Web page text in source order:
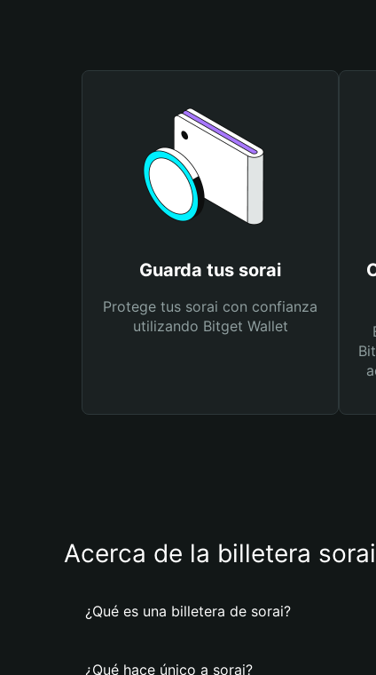
Guarda tus sorai
Protege tus sorai con confianza
utilizando Bitget Wallet
Acerca de la billetera sorai
¿Qué es una billetera de sorai?
¿Qué hace único a sorai?